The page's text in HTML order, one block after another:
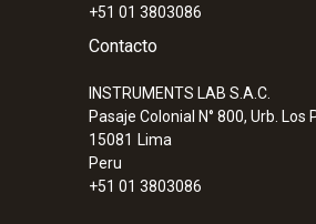
+51 01 3803086
Contacto
INSTRUMENTS LAB S.A.C.
Pasaje Colonial N° 800, Urb. Los
15081 Lima
Peru
+51 01 3803086